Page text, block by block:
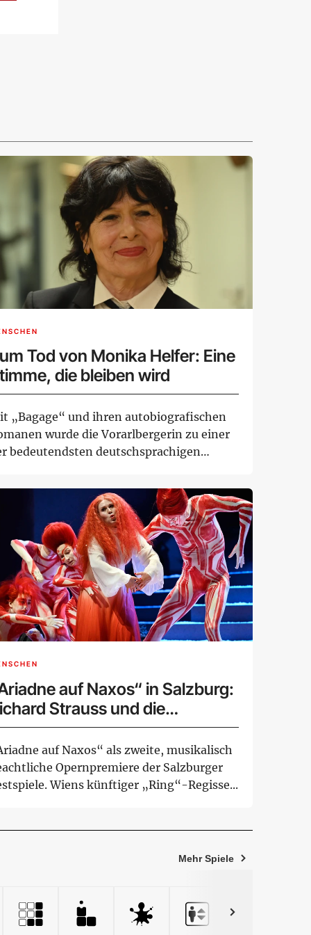
Tod von Monika Helfer: Eine
die bleiben wird
„Bagage“ und ihren autobiografischen
wurde die Vorarlbergerin zu einer
bedeutendsten deutschsprachigen
auf Naxos“ in Salzburg:
Strauss und die
auf Naxos“ als zweite, musikalisch
Opernpremiere der Salzburger
Wiens künftiger „Ring“-Regisse...
Mehr Spiele